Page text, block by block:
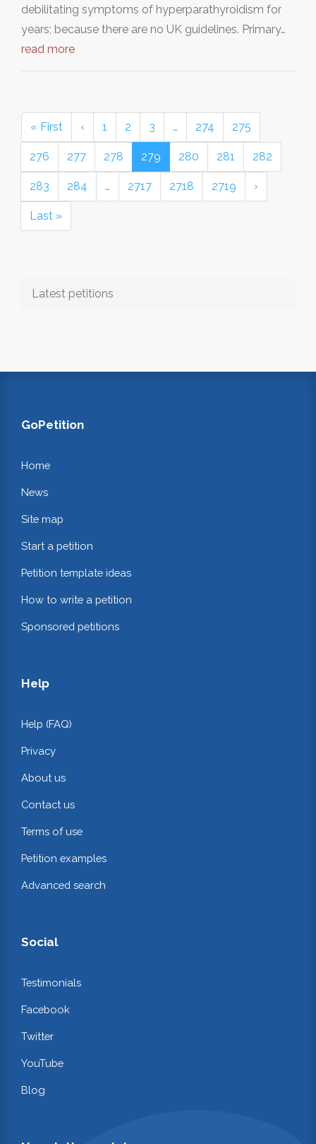
debilitating symptoms of hyperparathyroidism for
years; because there are no UK guidelines. Primary…
read more
« First ‹ 1 2 3 … 274 275
276 277 278 279 280 281 282
283 284 … 2717 2718 2719 ›
Last »
Latest petitions
GoPetition
Home
News
Site map
Start a petition
Petition template ideas
How to write a petition
Sponsored petitions
Help
Help (FAQ)
Privacy
About us
Contact us
Terms of use
Petition examples
Advanced search
Social
Testimonials
Facebook
Twitter
YouTube
Blog